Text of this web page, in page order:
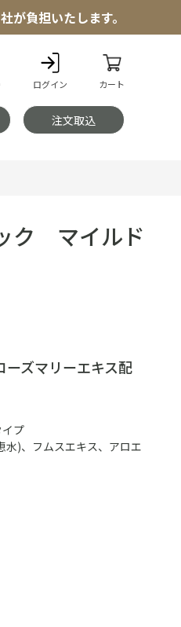
が負担いたします。
ログイン カート
注文取込
ク マイルド
ーズマリーエキス配
プ
)、フムスエキス、アロエ